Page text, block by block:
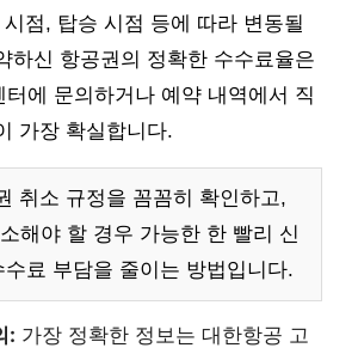
점, 탑승 시점 등에 따라 변동될
하신 항공권의 정확한 수수료율은
에 문의하거나 예약 내역에서 직
가장 확실합니다.
취소 규정을 꼼꼼히 확인하고,
해야 할 경우 가능한 한 빨리 신
료 부담을 줄이는 방법입니다.
: 가장 정확한 정보는 대한항공 고